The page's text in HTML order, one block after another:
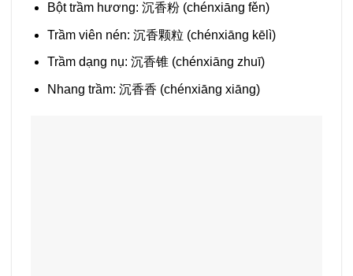
Bột trầm hương: 沉香粉 (chénxiāng fěn)
Trầm viên nén: 沉香颗粒 (chénxiāng kēlì)
Trầm dạng nụ: 沉香锥 (chénxiāng zhuī)
Nhang trầm: 沉香香 (chénxiāng xiāng)